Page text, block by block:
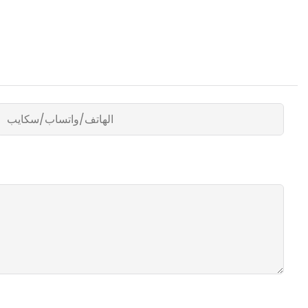
الهاتف/واتساب/سكايب